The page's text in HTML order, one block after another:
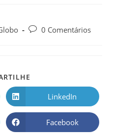
0 Comentários
LinkedIn
Facebook